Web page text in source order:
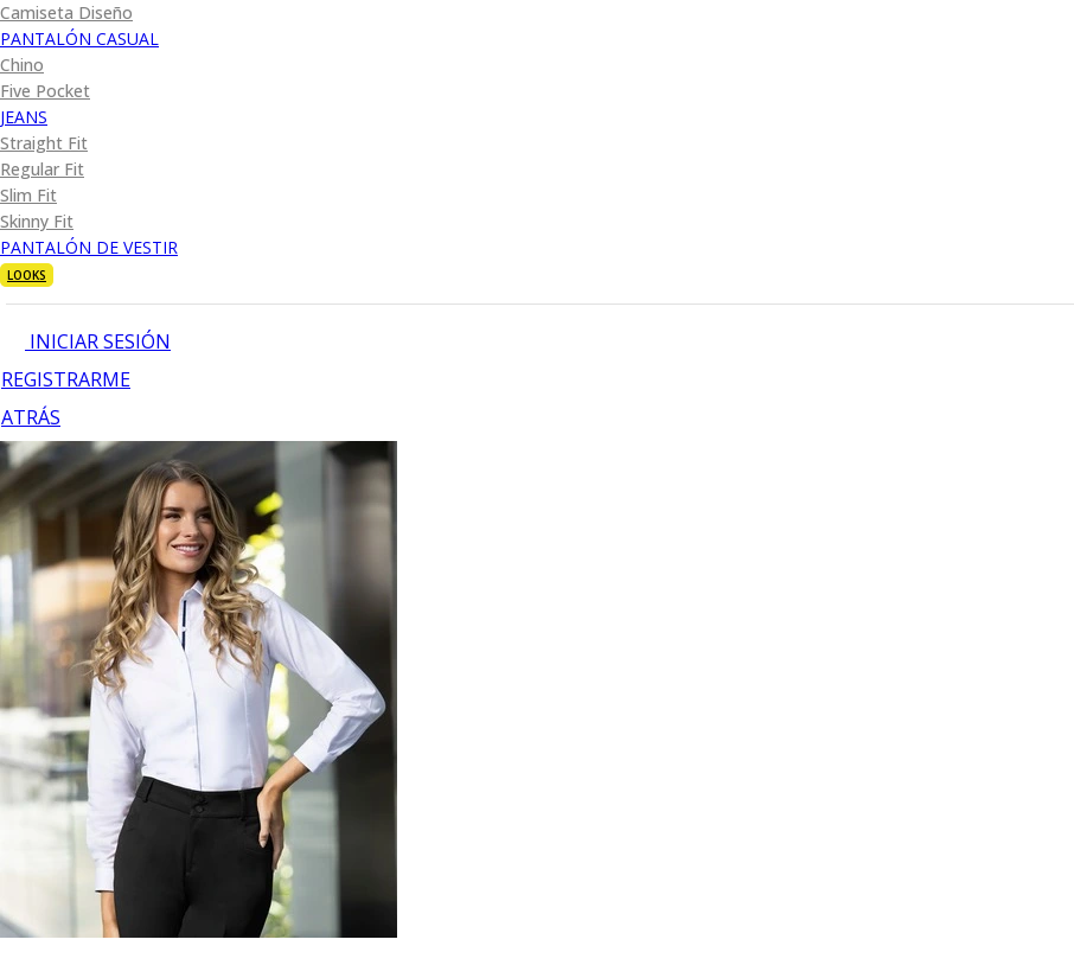
Camiseta Diseño
PANTALÓN CASUAL
Chino
Five Pocket
JEANS
Straight Fit
Regular Fit
Slim Fit
Skinny Fit
PANTALÓN DE VESTIR
LOOKS
INICIAR SESIÓN
REGISTRARME
ATRÁS